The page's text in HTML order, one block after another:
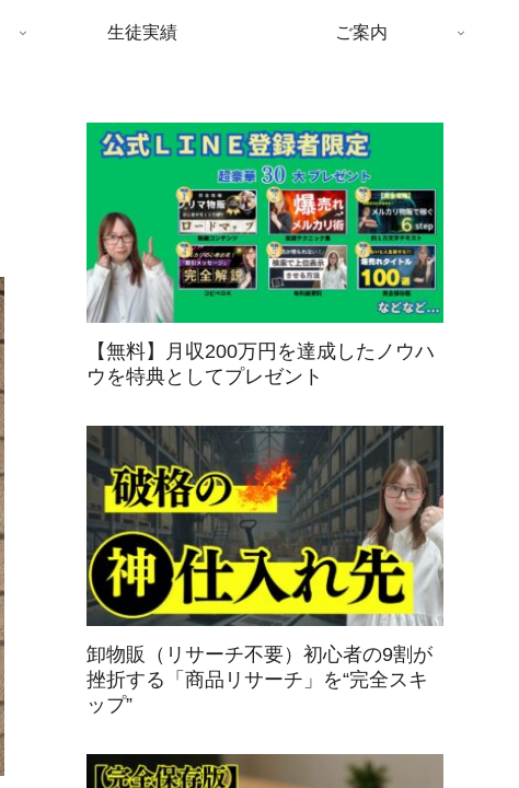
生徒実績 ご案内
【無料】月収200万円を達成したノウハ
ウを特典としてプレゼント
卸物販（リサーチ不要）初心者の9割が
挫折する「商品リサーチ」を“完全スキ
ップ”